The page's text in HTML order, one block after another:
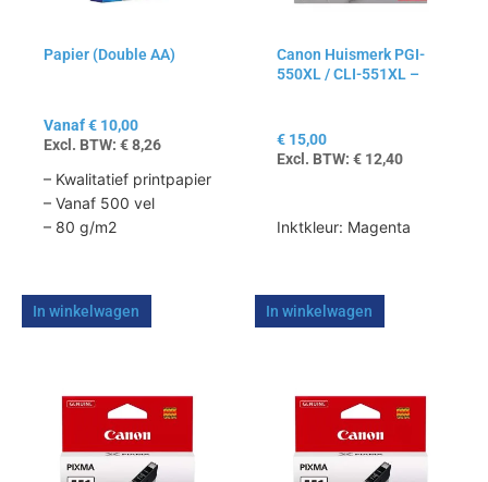
Papier (Double AA)
Vanaf€ 10,00
Excl. BTW: €8,26
– Kwalitatief printpapier
– Vanaf 500 vel
– 80 g/m2
In winkelwagen
gekozen
productpagina
Canon Huismerk PGI-
550XL / CLI-551XL –
€ 15,00
Excl. BTW: € 12,40
Inktkleur: Magenta
In winkelwagen